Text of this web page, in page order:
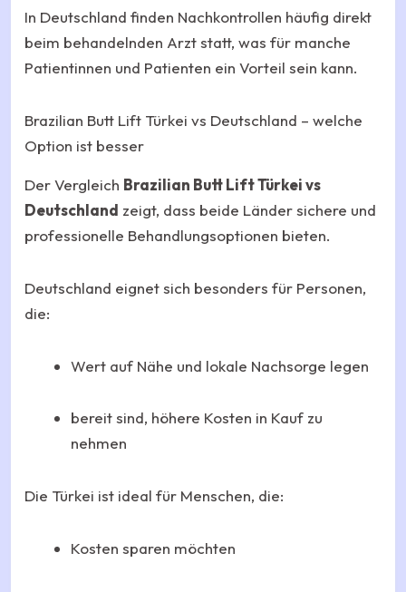
In Deutschland finden Nachkontrollen häufig direkt
beim behandelnden Arzt statt, was für manche
Patientinnen und Patienten ein Vorteil sein kann.
Brazilian Butt Lift Türkei vs Deutschland – welche
Option ist besser
Der Vergleich Brazilian Butt Lift Türkei vs
Deutschland zeigt, dass beide Länder sichere und
professionelle Behandlungsoptionen bieten.
Deutschland eignet sich besonders für Personen,
die:
Wert auf Nähe und lokale Nachsorge legen
bereit sind, höhere Kosten in Kauf zu
nehmen
Die Türkei ist ideal für Menschen, die:
Kosten sparen möchten